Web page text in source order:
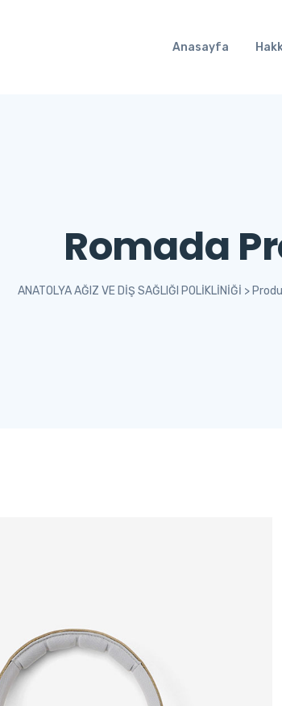
Anasayfa
Romada
ANATOLYA AĞIZ VE DİŞ SAĞLIĞI POLİKLİNİĞİ >